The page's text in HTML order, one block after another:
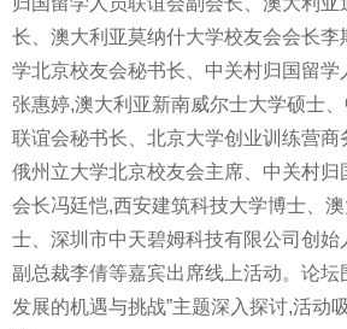
长、澳大利亚莫纳什大学校友会会长李
学北京校友会秘书长、中关村归国留学
张惠婷,澳大利亚新南威尔士大学硕士
联谊会秘书长、北京大学创业训练营商
俄州立大学北京校友会主席 、中关村
会长冯廷恺,西安建筑科技大学博士、
士、深圳市中天碧姆科技有限公司创始
副总裁李倩等嘉宾出席线上活动。论坛
发展的机遇与挑战”主题深入探讨,活动